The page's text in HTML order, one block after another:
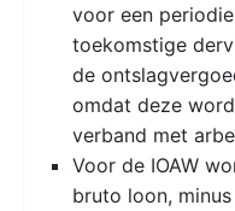
voor een
toekomstige
de
omdat deze
verband met
Voor de IOAW
bruto loon,